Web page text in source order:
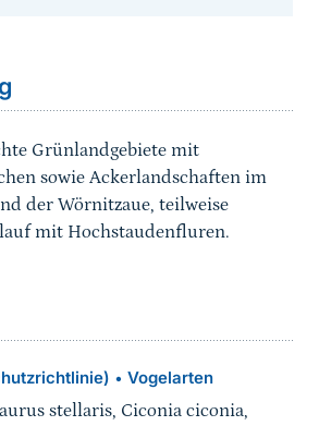
Grünlandgebiete mit
sowie Ackerlandschaften im
der Wörnitzaue, teilweise
mit Hochstaudenfluren.
• Vogelarten
stellaris, Ciconia ciconia,